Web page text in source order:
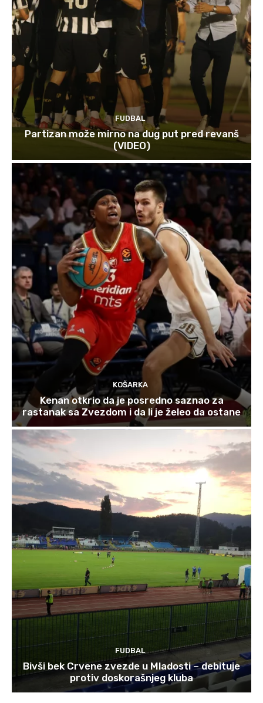
FUDBAL
Partizan može mirno na dug put pred revanš
(VIDEO)
KOŠARKA
Kenan otkrio da je posredno saznao za
rastanak sa Zvezdom i da li je želeo da ostane
FUDBAL
Bivši bek Crvene zvezde u Mladosti – debituje
protiv doskorašnjeg kluba